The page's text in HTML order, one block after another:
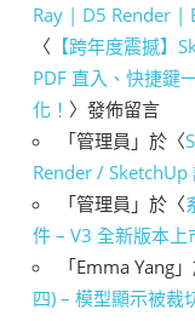
Ray | D5 Render |
〈 【跨年度震撼】
PDF 直入、快捷鍵
化！ 〉發佈留言
「管理員 」於〈
Render / SketchUp
「管理員 」於〈
件 – V3 全新版本上
「Emma Yang
四) – 模型顯示被裁